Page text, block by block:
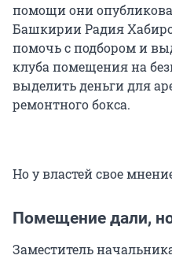
помощи они
Башкирии Радия
помочь с подбором и
клуба помещения на
выделить деньги для
ремонтного бокса.
Но у властей свое
Помещение дали,
Заместитель